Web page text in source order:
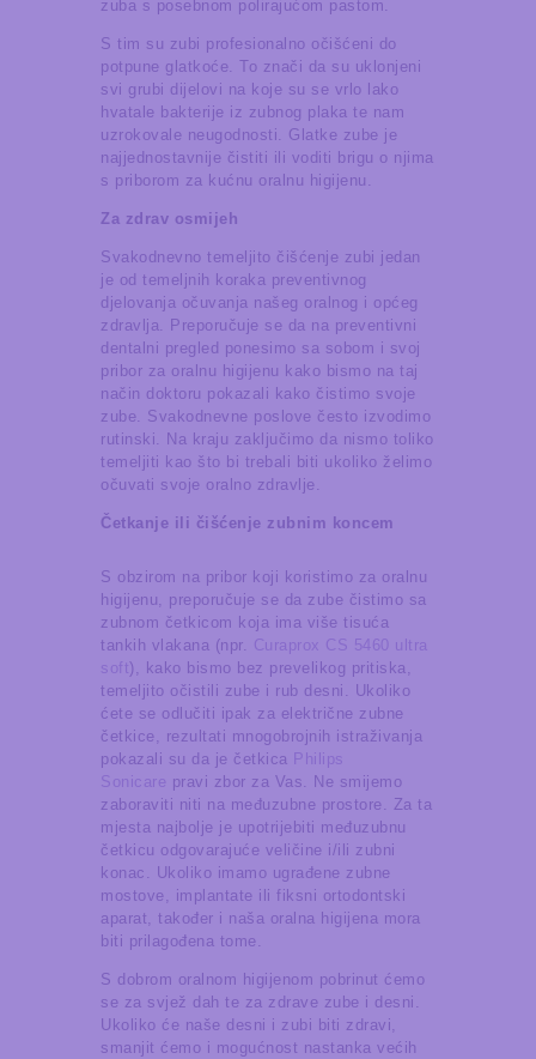
zuba s posebnom polirajućom pastom.
S tim su zubi profesionalno očišćeni do
potpune glatkoće. To znači da su uklonjeni
svi grubi dijelovi na koje su se vrlo lako
hvatale bakterije iz zubnog plaka te nam
uzrokovale neugodnosti. Glatke zube je
najjednostavnije čistiti ili voditi brigu o njima
s priborom za kućnu oralnu higijenu.
Za zdrav osmijeh
Svakodnevno temeljito čišćenje zubi jedan
je od temeljnih koraka preventivnog
djelovanja očuvanja našeg oralnog i općeg
zdravlja. Preporučuje se da na preventivni
dentalni pregled ponesimo sa sobom i svoj
pribor za oralnu higijenu kako bismo na taj
način doktoru pokazali kako čistimo svoje
zube. Svakodnevne poslove često izvodimo
rutinski. Na kraju zaključimo da nismo toliko
temeljiti kao što bi trebali biti ukoliko želimo
očuvati svoje oralno zdravlje.
Četkanje ili čišćenje zubnim koncem
S obzirom na pribor koji koristimo za oralnu
higijenu, preporučuje se da zube čistimo sa
zubnom četkicom koja ima više tisuća
tankih vlakana (npr. Curaprox CS 5460 ultra
soft), kako bismo bez prevelikog pritiska,
temeljito očistili zube i rub desni. Ukoliko
ćete se odlučiti ipak za električne zubne
četkice, rezultati mnogobrojnih istraživanja
pokazali su da je četkica Philips
Sonicare pravi zbor za Vas. Ne smijemo
zaboraviti niti na međuzubne prostore. Za ta
mjesta najbolje je upotrijebiti međuzubnu
četkicu odgovarajuće veličine i/ili zubni
konac. Ukoliko imamo ugrađene zubne
mostove, implantate ili fiksni ortodontski
aparat, također i naša oralna higijena mora
biti prilagođena tome.
S dobrom oralnom higijenom pobrinut ćemo
se za svjež dah te za zdrave zube i desni.
Ukoliko će naše desni i zubi biti zdravi,
smanjit ćemo i mogućnost nastanka većih